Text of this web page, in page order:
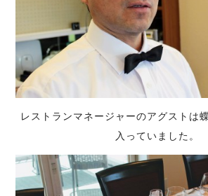
レストランマネージャーのアグストは
入っていました。